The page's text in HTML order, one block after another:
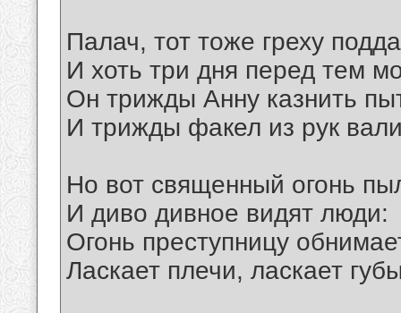
Палач, тот тоже греху
И хоть три дня перед тем
Он трижды Анну казнить
И трижды факел из рук
Но вот священный огонь
И диво дивное видят люди:
Огонь преступницу
Ласкает плечи, ласкает